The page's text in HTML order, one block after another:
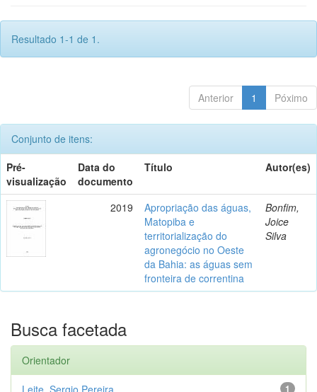
Resultado 1-1 de 1.
Anterior 1 Póximo
Conjunto de itens:
Pré-
visualização
Data do
documento
Título Autor(es)
2019
Apropriação das águas,
Matopiba e
territorialização do
agronegócio no Oeste
da Bahia: as águas sem
fronteira de correntina
Bonfim,
Joice
Silva
Busca facetada
Orientador
1
Leite, Sergio Pereira